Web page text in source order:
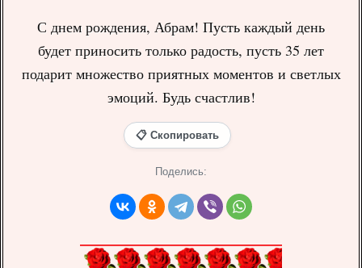
С днем рождения, Абрам! Пусть каждый день
будет приносить только радость, пусть 35 лет
подарит множество приятных моментов и светлых
эмоций. Будь счастлив!
📋 Скопировать
Поделись: